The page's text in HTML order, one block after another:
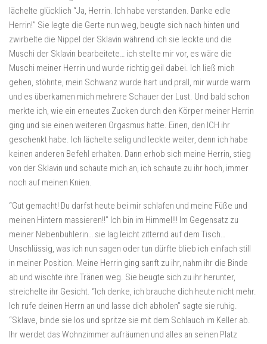
lächelte glücklich “Ja, Herrin. Ich habe verstanden. Danke edle
Herrin!” Sie legte die Gerte nun weg, beugte sich nach hinten und
zwirbelte die Nippel der Sklavin während ich sie leckte und die
Muschi der Sklavin bearbeitete… ich stellte mir vor, es wäre die
Muschi meiner Herrin und wurde richtig geil dabei. Ich ließ mich
gehen, stöhnte, mein Schwanz wurde hart und prall, mir wurde warm
und es überkamen mich mehrere Schauer der Lust. Und bald schon
merkte ich, wie ein erneutes Zucken durch den Körper meiner Herrin
ging und sie einen weiteren Orgasmus hatte. Einen, den ICH ihr
geschenkt habe. Ich lächelte selig und leckte weiter, denn ich habe
keinen anderen Befehl erhalten. Dann erhob sich meine Herrin, stieg
von der Sklavin und schaute mich an, ich schaute zu ihr hoch, immer
noch auf meinen Knien.
“Gut gemacht! Du darfst heute bei mir schlafen und meine Füße und
meinen Hintern massieren!!” Ich bin im Himmel!!! Im Gegensatz zu
meiner Nebenbuhlerin… sie lag leicht zitternd auf dem Tisch…
Unschlüssig, was ich nun sagen oder tun dürfte blieb ich einfach still
in meiner Position. Meine Herrin ging sanft zu ihr, nahm ihr die Binde
ab und wischte ihre Tränen weg. Sie beugte sich zu ihr herunter,
streichelte ihr Gesicht. “Ich denke, ich brauche dich heute nicht mehr.
Ich rufe deinen Herrn an und lasse dich abholen” sagte sie ruhig.
“Sklave, binde sie los und spritze sie mit dem Schlauch im Keller ab.
Ihr werdet das Wohnzimmer aufräumen und alles an seinen Platz